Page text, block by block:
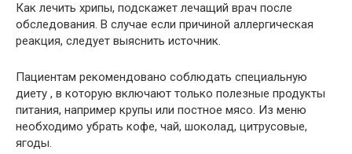
Как лечить хрипы, подскажет лечащий врач после
обследования. В случае если причиной аллергическая
реакция, следует выяснить источник.
Пациентам рекомендовано соблюдать специальную
диету , в которую включают только полезные продукты
питания, например крупы или постное мясо. Из меню
необходимо убрать кофе, чай, шоколад, цитрусовые,
ягоды.